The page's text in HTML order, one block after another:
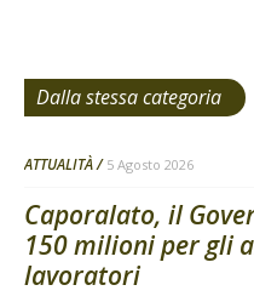
Dalla stessa categoria
ATTUALITÀ 5 Agosto 2026
Caporalato, il
150 milioni per gli
lavoratori